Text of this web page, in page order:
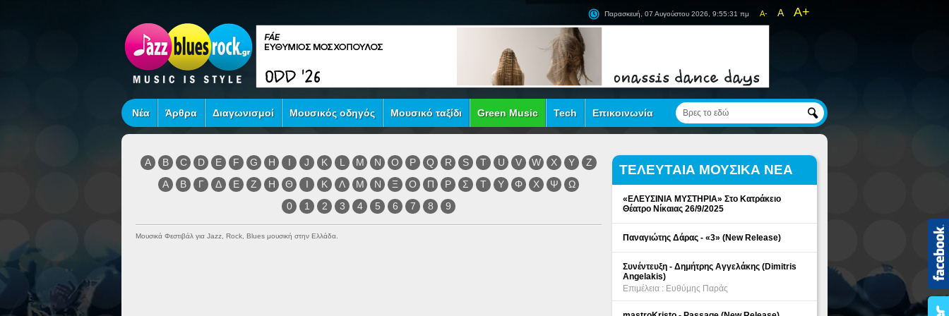
A- A A+
Παρασκευή, 07 Αυγούστου 2026, 9:55:31 πμ
Νέα Άρθρα Διαγωνισμοί Μουσικός οδηγός Μουσικό ταξίδι Green Music Tech Επικοινωνία
A B C D E F G H I J K L M N O P Q R S T U V W X Y
Z
Α
Β Γ Δ Ε Ζ Η Θ Ι Κ Λ Μ Ν Ξ Ο Π Ρ Σ Τ Υ Φ Χ Ψ
Ω
0
1 2 3 4 5 6 7 8 9
Μουσικά Φεστιβάλ για Jazz, Rock, Blues μουσική στην Ελλάδα.
ΤΕΛΕΥΤΑΙΑ ΜΟΥΣΙΚΑ ΝΕΑ
«ΕΛΕΥΣΙΝΙΑ ΜΥΣΤΗΡΙΑ» Στο Κατράκειο
Θέατρο Νίκαιας 26/9/2025
Παναγιώτης Δάρας - «3» (New Release)
Συνέντευξη - Δημήτρης Αγγελάκης (Dimitris
Angelakis)
Επιμέλεια : Ευθύμης Παράς